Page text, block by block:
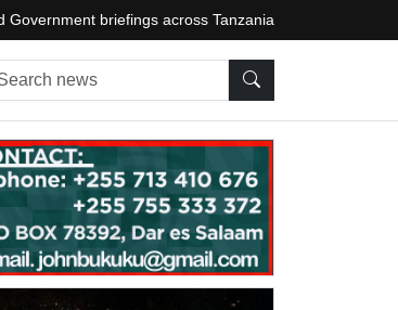
Government briefings across Tanzania
news